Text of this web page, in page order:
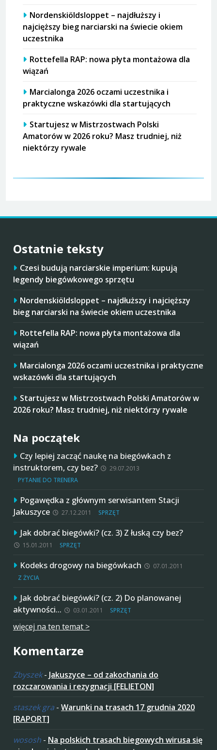
Nordenskiöldsloppet – najdłuższy i
najcięższy bieg narciarski na świecie okiem
uczestnika
Rottefella RAP: nowa płyta montażowa dla
wiązań
Marcialonga 2026 oczami uczestnika i
praktyczne wskazówki dla startujących
Startujesz w Mistrzostwach Polski
Amatorów w 2026 roku? Masz trudniej, niż
niektórzy rywale
Ostatnie teksty
Czesi budują narciarskie imperium: kupują
legendy biegówkowego sprzętu
Nordenskiöldsloppet – najdłuższy i najcięższy
bieg narciarski na świecie okiem uczestnika
Rottefella RAP: nowa płyta montażowa dla
wiązań
Marcialonga 2026 oczami uczestnika i praktyczne
wskazówki dla startujących
Startujesz w Mistrzostwach Polski Amatorów w
2026 roku? Masz trudniej, niż niektórzy rywale
Na początek
Czy lepiej zacząć naukę na biegówkach z
instruktorem, czy bez?
29.07.2013
PYTANIE DO TRENERA
Pogawędka z głównym serwisantem Stacji
Jakuszyce
27.12.2011 SPRZĘT
Jak dobrać biegówki? (cz. 3) Z łuską czy bez?
15.01.2011 SPRZĘT
Kodeks drogowy na biegówkach
07.01.2011
Z ŻYCIA
Jak dobrać biegówki? (cz. 2) Do planowanej
aktywności…
03.01.2011 SPRZĘT
więcej na ten temat >
Komentarze
Zbyszek- Jakuszyce – od zakochania do
rozczarowania i rezygnacji [FELIETON]
staszek gra - Warunki na trasach 17 grudnia 2020
[RAPORT]
wososh - Na polskich trasach biegowych wirusa się